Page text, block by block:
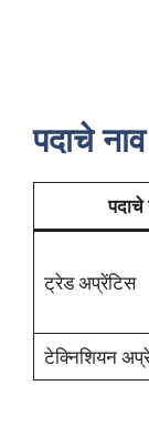
पदाचे
पदाचे
ट्रेड अप्रेंटिस
टेक्निशियन